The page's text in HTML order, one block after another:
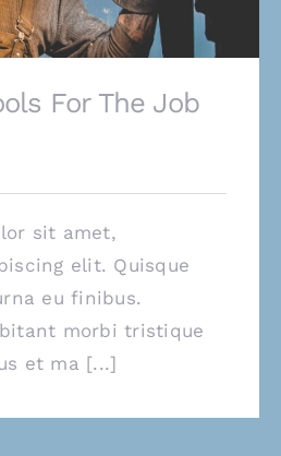
For The Job
sit amet,
elit. Quisque
eu finibus.
morbi tristique
et ma [...]